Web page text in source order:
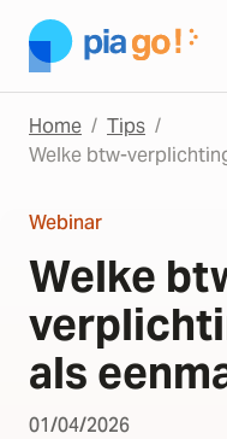
Home
Tips
Welke btw-
Webinar
Welke
als
01/04/2026